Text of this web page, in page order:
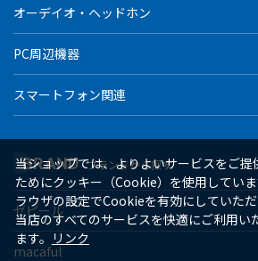
オーデイオ・ヘッドホン
PC周辺機器
スマートフォン関連
BRAND ブランドから探す
ゼピール
macaful
当ショップでは、よりよいサービスをご提
ためにクッキー（Cookie）を使用してい
ラウザの設定でCookieを有効にしていただ
当店のすべてのサービスを快適にご利用い
ます。 リンク